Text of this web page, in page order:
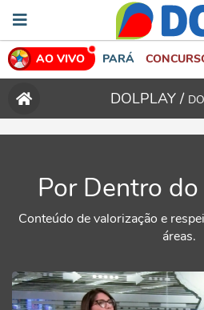
AO VIVO PARÁ
DOLPLAY /
Por Dentro
Conteúdo de valorização e
áreas.